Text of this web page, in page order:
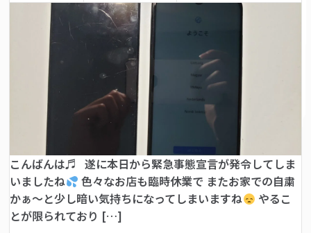
こんばんは♬ 遂に本日から緊急事態宣言が発令してしま
いましたね
色々なお店も臨時休業で またお家での自粛
かぁ〜と少し暗い気持ちになってしまいますね
やるこ
とが限られており […]